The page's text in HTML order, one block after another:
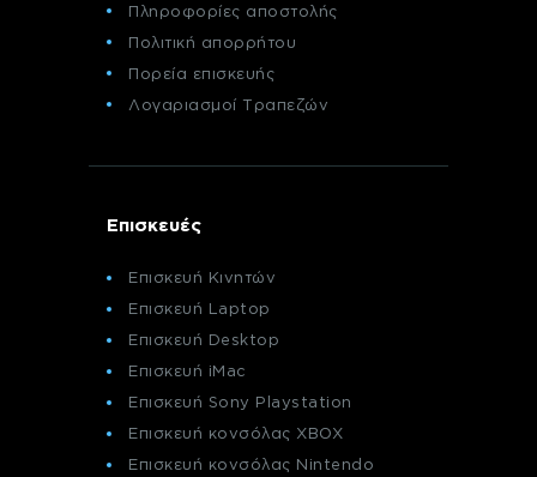
Πληροφορίες αποστολής
Πολιτική απορρήτου
Πορεία επισκευής
Λογαριασμοί Τραπεζών
Επισκευές
Επισκευή Κινητών
Επισκευή Laptop
Επισκευή Desktop
Επισκευή iMac
Επισκευή Sony Playstation
Επισκευή κονσόλας XBOX
Επισκευή κονσόλας Nintendo